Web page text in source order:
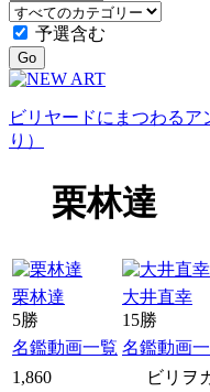
予選含む
Go
ビリヤードにまつわる
り）
栗林達
栗林達
5勝
大井直幸
15勝
名鑑動画一覧 名鑑動画
1,860
ビリヲ